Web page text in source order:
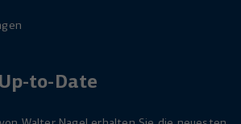
to-Date